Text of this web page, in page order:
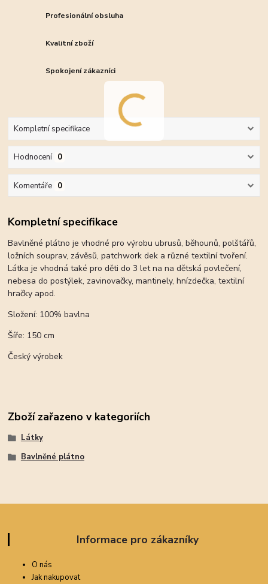
Profesionální obsluha
Kvalitní zboží
Spokojení zákazníci
Kompletní specifikace
Hodnocení 0
Komentáře 0
Kompletní specifikace
Bavlněné plátno je vhodné pro výrobu ubrusů, běhounů, polštářů,
ložních souprav, závěsů, patchwork dek a různé textilní tvoření.
Látka je vhodná také pro děti do 3 let na na dětská povlečení,
nebesa do postýlek, zavinovačky, mantinely, hnízdečka, textilní
hračky apod.
Složení: 100% bavlna
Šíře: 150 cm
Český výrobek
Zboží zařazeno v kategoriích
Látky
Bavlněné plátno
Informace pro zákazníky
O nás
Jak nakupovat